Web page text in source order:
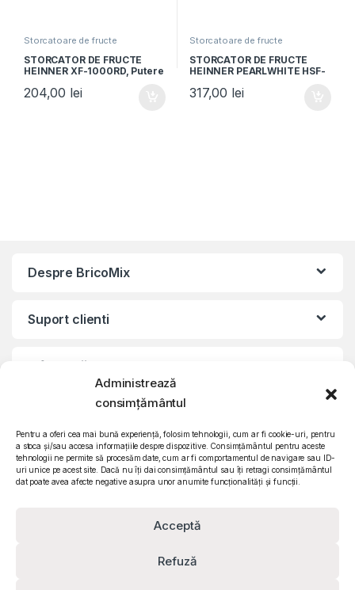
Administrează
consimțământul
Pentru a oferi cea mai bună experiență, folosim tehnologii, cum ar fi cookie-uri, pentru
a stoca și/sau accesa informațiile despre dispozitive. Consimțământul pentru aceste
tehnologii ne permite să procesăm date, cum ar fi comportamentul de navigare sau ID-
uri unice pe acest site. Dacă nu îți dai consimțământul sau îți retragi consimțământul
dat poate avea afecte negative asupra unor anumite funcționalități și funcții.
Acceptă
Refuză
Storcatoare de fructe
STORCATOR DE FRUCTE
HEINNER XF-1000RD, Putere
Recipient pulpa 2L, Rosu
204,00 lei
Storcatoare de fructe
STORCATOR DE FRUCTE
HEINNER PEARLWHITE HSF-
Motor DC, Viteza variabila,
317,00 lei
Despre BricoMix
Suport clienti
Informatii legale
©2010 – 2024 Quattro SRL